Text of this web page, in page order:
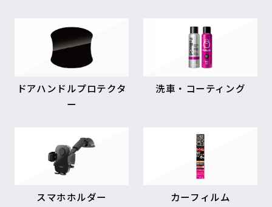
ドアハンドルプロテクタ
ー
洗車・コーティング
スマホホルダー カーフィルム